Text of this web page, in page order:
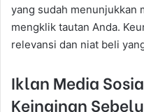
yang sudah menunjukkan
mengklik tautan Anda.
relevansi dan niat beli
Iklan Media
Keinginan